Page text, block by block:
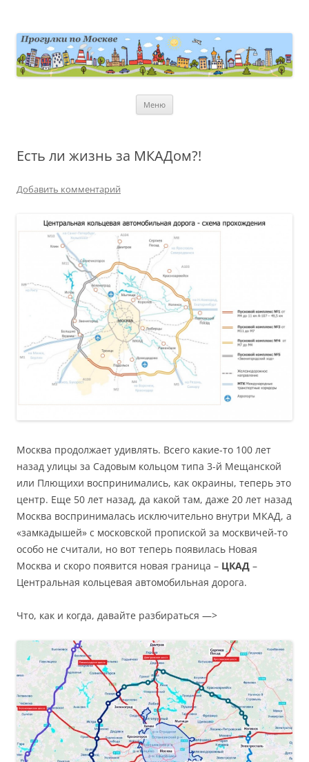
Меню
Есть ли жизнь за МКАДом?!
Добавить комментарий
Москва продолжает удивлять. Всего какие-то 100 лет
назад улицы за Садовым кольцом типа 3-й Мещанской
или Плющихи воспринимались, как окраины, теперь это
центр. Еще 50 лет назад, да какой там, даже 20 лет назад
Москва воспринималась исключительно внутри МКАД, а
«замкадышей» с московской пропиской за москвичей-то
особо не считали, но вот теперь появилась Новая
Москва и скоро появится новая граница – ЦКАД –
Центральная кольцевая автомобильная дорога.
Что, как и когда, давайте разбираться —>